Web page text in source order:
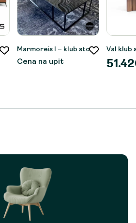
Marmoreis I – klub sto
Cena na upit
Val klub